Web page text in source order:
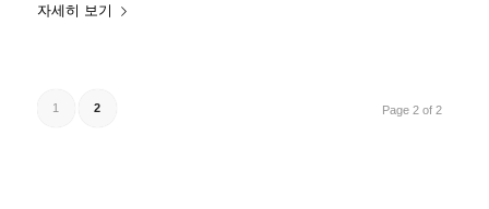
자세히 보기
Page 2 of 2
1 2